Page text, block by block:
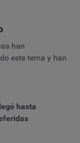
han
este tema y han
hasta